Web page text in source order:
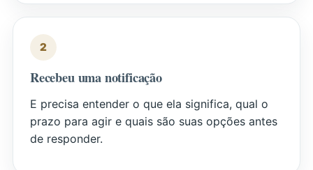
2
Recebeu uma notificação
E precisa entender o que ela significa, qual o
prazo para agir e quais são suas opções antes
de responder.